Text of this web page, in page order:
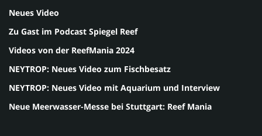
Neues Video
Zu Gast im Podcast Spiegel Reef
Videos von der ReefMania 2024
NEYTROP: Neues Video zum Fischbesatz
NEYTROP: Neues Video mit Aquarium und Interview
Neue Meerwasser-Messe bei Stuttgart: Reef Mania